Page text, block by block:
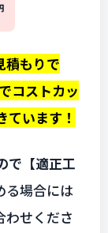
積もりで
コストカッ
います！
で【適正工
る場合には
わせくださ